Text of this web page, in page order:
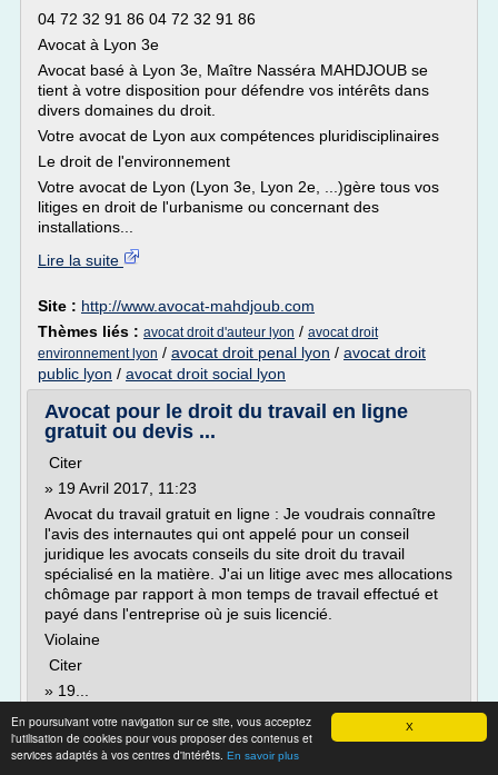
X
En poursuivant votre navigation sur ce site, vous acceptez
l'utilisation de cookies pour vous proposer des contenus et
services adaptés à vos centres d'intérêts. En savoir plus
04 72 32 91 86 04 72 32 91 86
Avocat à Lyon 3e
Avocat basé à Lyon 3e, Maître Nasséra MAHDJOUB se
tient à votre disposition pour défendre vos intérêts dans
divers domaines du droit.
Votre avocat de Lyon aux compétences pluridisciplinaires
Le droit de l'environnement
Votre avocat de Lyon (Lyon 3e, Lyon 2e, ...)gère tous vos
litiges en droit de l'urbanisme ou concernant des
installations...
Lire la suite
Site : http://www.avocat-mahdjoub.com
Thèmes liés : avocat droit d'auteur lyon / avocat droit
environnement lyon / avocat droit penal lyon / avocat droit
public lyon / avocat droit social lyon
Avocat pour le droit du travail en ligne
gratuit ou devis ...
Citer
» 19 Avril 2017, 11:23
Avocat du travail gratuit en ligne : Je voudrais connaître
l'avis des internautes qui ont appelé pour un conseil
juridique les avocats conseils du site droit du travail
spécialisé en la matière. J'ai un litige avec mes allocations
chômage par rapport à mon temps de travail effectué et
payé dans l'entreprise où je suis licencié.
Violaine
Citer
» 19...
Lire la suite